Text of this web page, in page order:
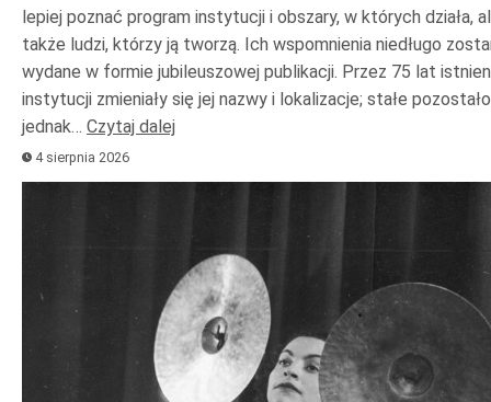
lepiej poznać program instytucji i obszary, w których działa,
także ludzi, którzy ją tworzą. Ich wspomnienia niedługo
wydane w formie jubileuszowej publikacji. Przez 75 lat
instytucji zmieniały się jej nazwy i lokalizacje; stałe pozostało
jednak… Czytaj dalej
4 sierpnia 2026